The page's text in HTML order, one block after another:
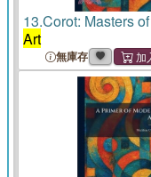
13.Corot: Masters of
Art
無庫存